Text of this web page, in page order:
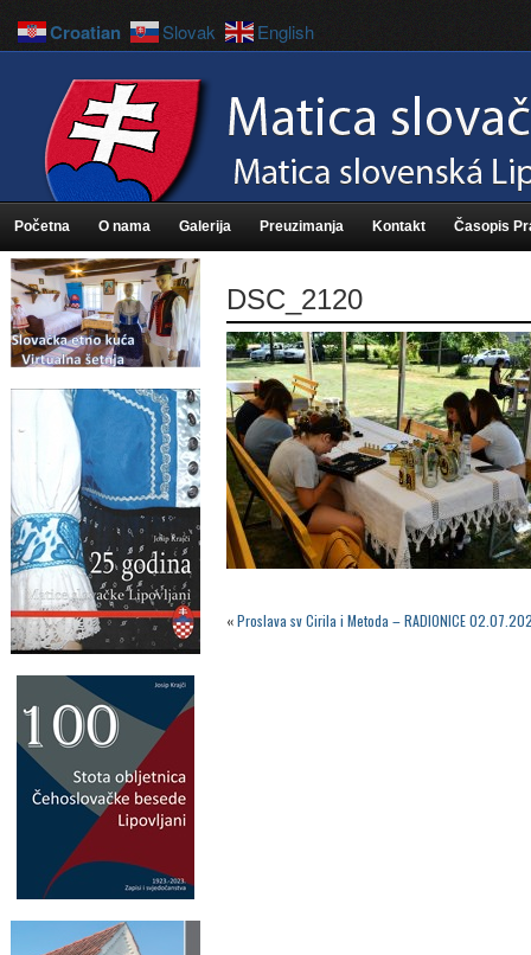
Početna O nama Galerija Preuzimanja Kontakt Časopis
DSC_2120
«Proslava sv Cirila i Metoda – RADIONICE
Croatian Slovak English